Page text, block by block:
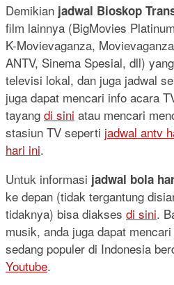
Demikian jadwal Bioskop
film lainnya (BigMovies
K-Movievaganza,
ANTV, Sinema Spesial, dll)
televisi lokal, dan juga jadwal
juga dapat mencari info acara
tayang di sini atau mencari
stasiun TV seperti jadwal antv
hari ini.
Untuk informasi jadwal bola
ke depan (tidak tergantung
tidaknya) bisa diakses di sini.
musik, anda juga dapat
sedang populer di Indonesia
Youtube.